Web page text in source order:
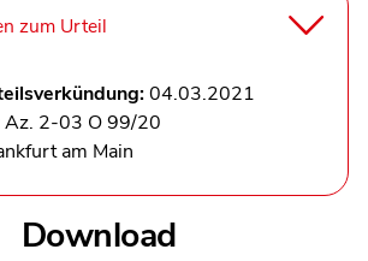
zum Urteil
04.03.2021
Az. 2-03 O 99/20
am Main
Download